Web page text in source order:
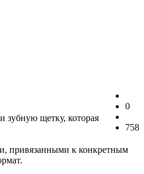
0
758
зубную щетку, которая
привязанными к конкретным